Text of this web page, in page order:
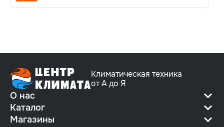
Климатическая техника
от А до Я
О нас
Каталог
Магазины